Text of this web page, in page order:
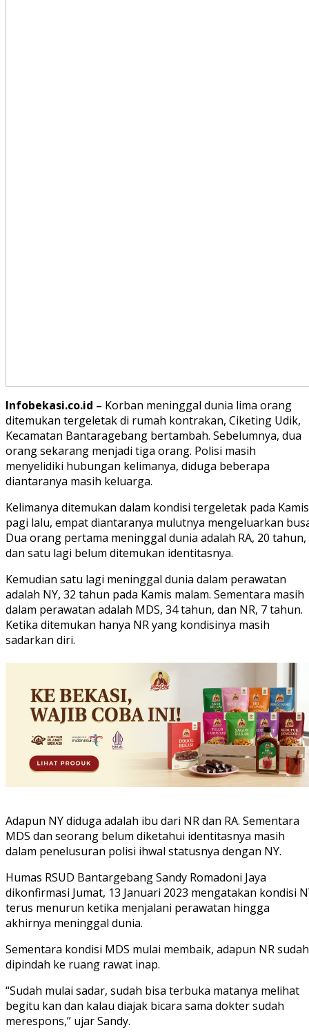
Infobekasi.co.id – Korban meninggal dunia lima orang
ditemukan tergeletak di rumah kontrakan, Ciketing Udik,
Kecamatan Bantaragebang bertambah. Sebelumnya, dua
orang sekarang menjadi tiga orang. Polisi masih
menyelidiki hubungan kelimanya, diduga beberapa
diantaranya masih keluarga.
Kelimanya ditemukan dalam kondisi tergeletak pada Kamis
pagi lalu, empat diantaranya mulutnya mengeluarkan
Dua orang pertama meninggal dunia adalah RA, 20 tahun,
dan satu lagi belum ditemukan identitasnya.
Kemudian satu lagi meninggal dunia dalam perawatan
adalah NY, 32 tahun pada Kamis malam. Sementara masih
dalam perawatan adalah MDS, 34 tahun, dan NR, 7 tahun.
Ketika ditemukan hanya NR yang kondisinya masih
sadarkan diri.
Adapun NY diduga adalah ibu dari NR dan RA. Sementara
MDS dan seorang belum diketahui identitasnya masih
dalam penelusuran polisi ihwal statusnya dengan NY.
Humas RSUD Bantargebang Sandy Romadoni Jaya
dikonfirmasi Jumat, 13 Januari 2023 mengatakan kondisi
terus menurun ketika menjalani perawatan hingga
akhirnya meninggal dunia.
Sementara kondisi MDS mulai membaik, adapun NR sudah
dipindah ke ruang rawat inap.
“Sudah mulai sadar, sudah bisa terbuka matanya melihat
begitu kan dan kalau diajak bicara sama dokter sudah
merespons,” ujar Sandy.